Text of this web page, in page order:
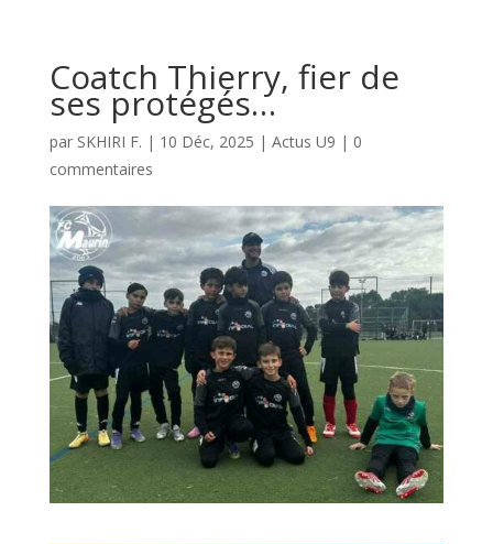
Coatch Thierry, fier de
ses protégés…
par SKHIRI F. | 10 Déc, 2025 | Actus U9 | 0
commentaires